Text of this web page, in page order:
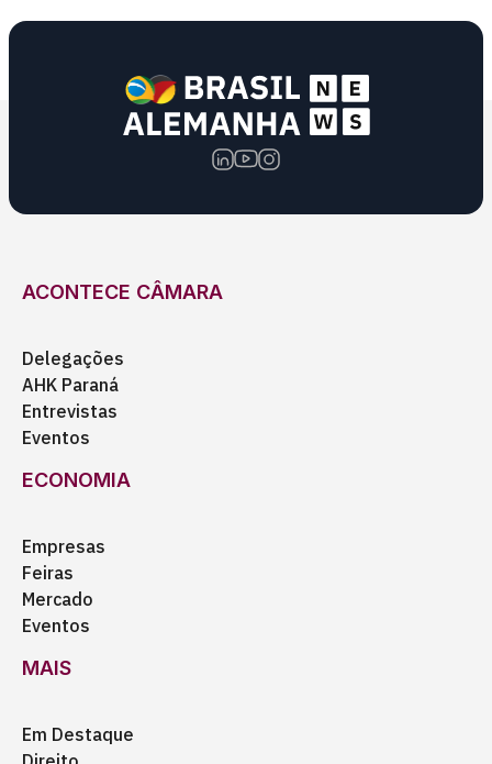
ACONTECE CÂMARA
Delegações
AHK Paraná
Entrevistas
Eventos
ECONOMIA
Empresas
Feiras
Mercado
Eventos
MAIS
Em Destaque